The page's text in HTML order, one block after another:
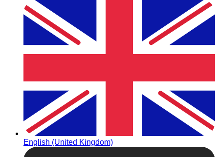
English (United Kingdom)